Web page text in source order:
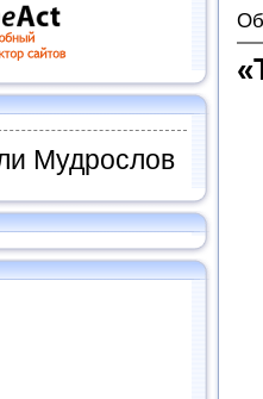
Мудрослов